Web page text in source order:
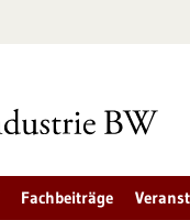
Fachbeiträge